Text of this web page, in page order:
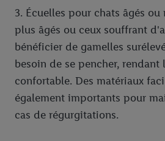
3. Écuelles pour chats âgés ou
plus âgés ou ceux souffrant
bénéficier de gamelles
besoin de se pencher, rendant
confortable. Des matériaux
également importants pour
cas de régurgitations.
Lidl peuvent vous être attribués en
mail hachée et, le cas échéant,
dont dispose Criteo S.A.
Sous « Personnaliser », vous pouvez
individuelles et trouver de plus amples
traitement des données.
En cliquant sur « Refuser », vous
l’utilisation des technologies
Accepter », vous autorisez tous les